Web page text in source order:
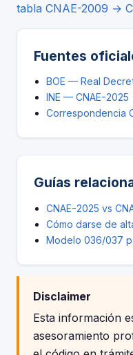
tabla CNAE-2009 →
Fuentes
BOE — Real
INE — CNAE-2025
Correspondencia
Guías
CNAE-2025 vs
Cómo darse de
Modelo 036/037
Disclaimer
Esta información
asesoramiento